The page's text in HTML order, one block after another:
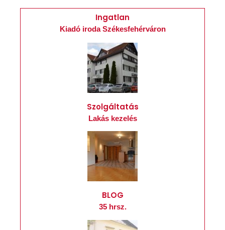
Ingatlan
Kiadó iroda Székesfehérváron
Szolgáltatás
Lakás kezelés
BLOG
35 hrsz.